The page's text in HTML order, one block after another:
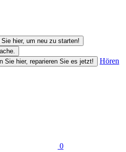
hier, um neu zu starten!
Sie hier, reparieren Sie es jetzt!
Hören
0